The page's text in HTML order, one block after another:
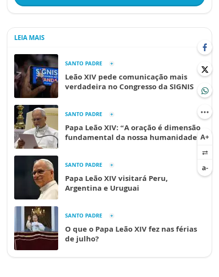
LEIA MAIS
SANTO PADRE
Leão XIV pede comunicação mais
verdadeira no Congresso da SIGNIS
SANTO PADRE
Papa Leão XIV: “A oração é dimensão
fundamental da nossa humanidade”
SANTO PADRE
Papa Leão XIV visitará Peru,
Argentina e Uruguai
SANTO PADRE
O que o Papa Leão XIV fez nas férias
de julho?